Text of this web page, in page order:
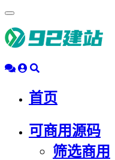
动
导
首页
可商用源码
筛选商用